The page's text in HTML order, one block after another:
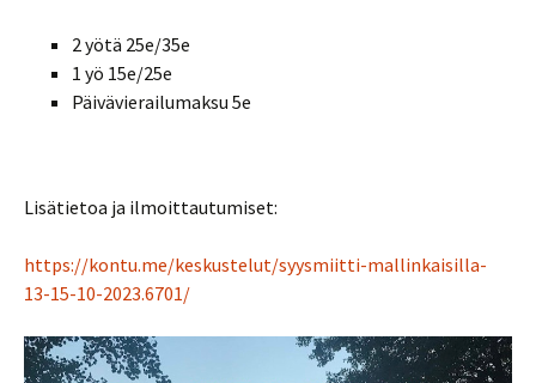
2 yötä 25e/35e
1 yö 15e/25e
Päivävierailumaksu 5e
Lisätietoa ja ilmoittautumiset:
https://kontu.me/keskustelut/syysmiitti-mallinkaisilla-
13-15-10-2023.6701/